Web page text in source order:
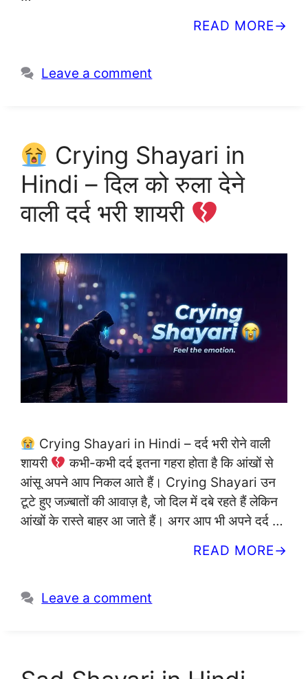
READ MORE
Leave a comment
Crying Shayari in
Hindi – दिल को रुला देने
वाली दर्द भरी शायरी
Crying Shayari in Hindi – दर्द भरी रोने वाली
शायरी
कभी-कभी दर्द इतना गहरा होता है कि आंखों से
आंसू अपने आप निकल आते हैं। Crying Shayari उन
टूटे हुए जज़्बातों की आवाज़ है, जो दिल में दबे रहते हैं लेकिन
आंखों के रास्ते बाहर आ जाते हैं। अगर आप भी अपने दर्द …
READ MORE
Leave a comment